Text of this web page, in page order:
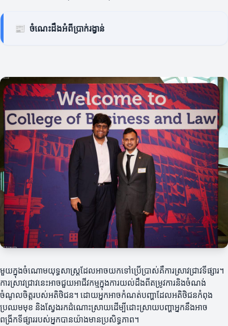
📰 ចំណេះដឹងអំពីប្រាក់រង្វាន់
មួយក្នុងចំណោមយុទ្ធសាស្ត្រដែលអាចយកទៅប្រើប្រាស់គឺការស្រាវជ្រាវទីផ្សារ។
ការស្រាវជ្រាវនេះអាចជួយអាជីវកម្មក្នុងការយល់ដឹងពីតម្រូវការនិងចំណង់
ចំណូលចិត្តរបស់អតិថិជន។ ដោយអ្នកអាចកំណត់បញ្ហាដែលអតិថិជនកំពុង
ប្រឈមមុខ និងស្វែងរកដំណោះស្រាយដើម្បីដោះស្រាយបញ្ហាអ្នកនឹងអាច
ពង្រីកទីផ្សាររបស់អ្នកបានយ៉ាងមានប្រសិទ្ធភាព។